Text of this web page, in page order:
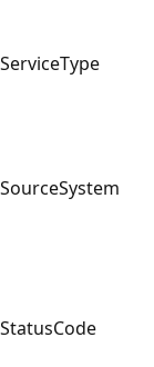
ServiceType
SourceSystem
StatusCode